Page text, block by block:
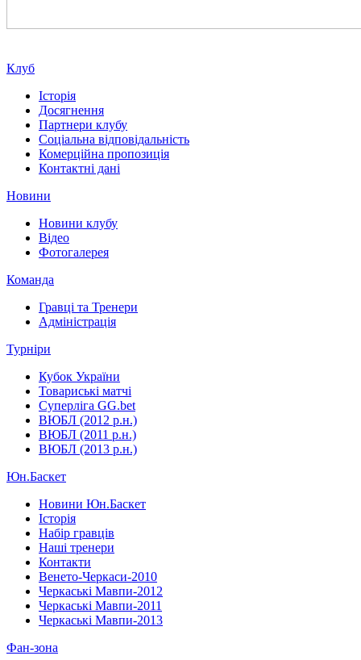
Клуб
Історія
Досягнення
Партнери клубу
Соціальна відповідальність
Комерційна пропозиція
Контактні дані
Новини
Новини клубу
Відео
Фотогалерея
Команда
Гравці та Тренери
Адміністрація
Турніри
Кубок України
Товариські матчі
Суперліга GG.bet
ВЮБЛ (2012 р.н.)
ВЮБЛ (2011 р.н.)
ВЮБЛ (2013 р.н.)
Юн.Баскет
Новини Юн.Баскет
Історія
Набір гравців
Наші тренери
Контакти
Венето-Черкаси-2010
Черкаські Мавпи-2012
Черкаські Мавпи-2011
Черкаські Мавпи-2013
Фан-зона